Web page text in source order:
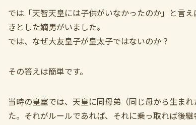
では「天智天皇には子供がいなかったのか」と言
きとした嫡男がいました。
では、なぜ大友皇子が皇太子ではないのか？
その答えは簡単です。
当時の皇室では、天皇に同母弟（同じ母から生ま
た。それがルールであれば、それに乗っ取れば後